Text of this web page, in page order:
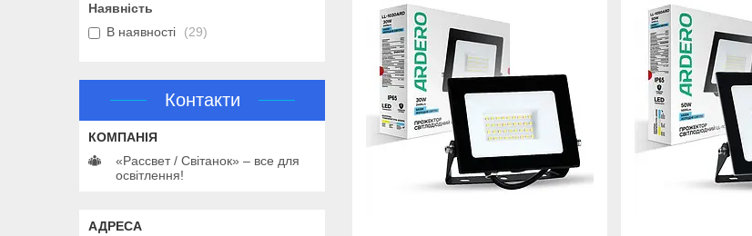
Наявність
В наявності
29
Контакти
«Рассвет / Світанок» – все для
освітлення!